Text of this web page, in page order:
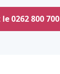
0262 800 700